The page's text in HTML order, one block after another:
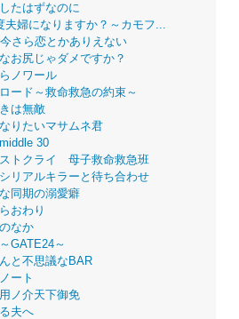
たはずなのに
夫婦になりますか？～カモフ...
さら恋とかありえない
お尻じゃダメですか？
ノワール
ード～救命救急の約束～
は無敵
りたいマサムネ君
30
トクライ 母子救命救急班
リアルキラーと待ち合わせ
同期の溺愛癖
おわり
なか
GATE24～
と不思議なBAR
ート
ノ介天下御免
夫へ